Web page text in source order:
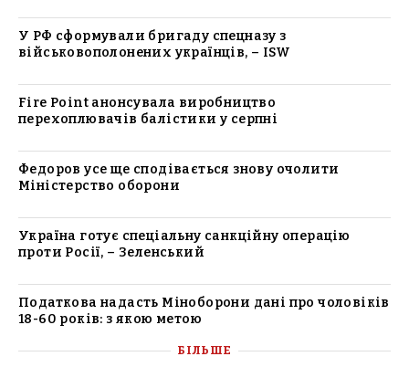
У РФ сформували бригаду спецназу з
військовополонених українців, – ISW
Fire Point анонсувала виробництво
перехоплювачів балістики у серпні
Федоров усе ще сподівається знову очолити
Міністерство оборони
Україна готує спеціальну санкційну операцію
проти Росії, – Зеленський
Податкова надасть Міноборони дані про чоловіків
18-60 років: з якою метою
БІЛЬШЕ